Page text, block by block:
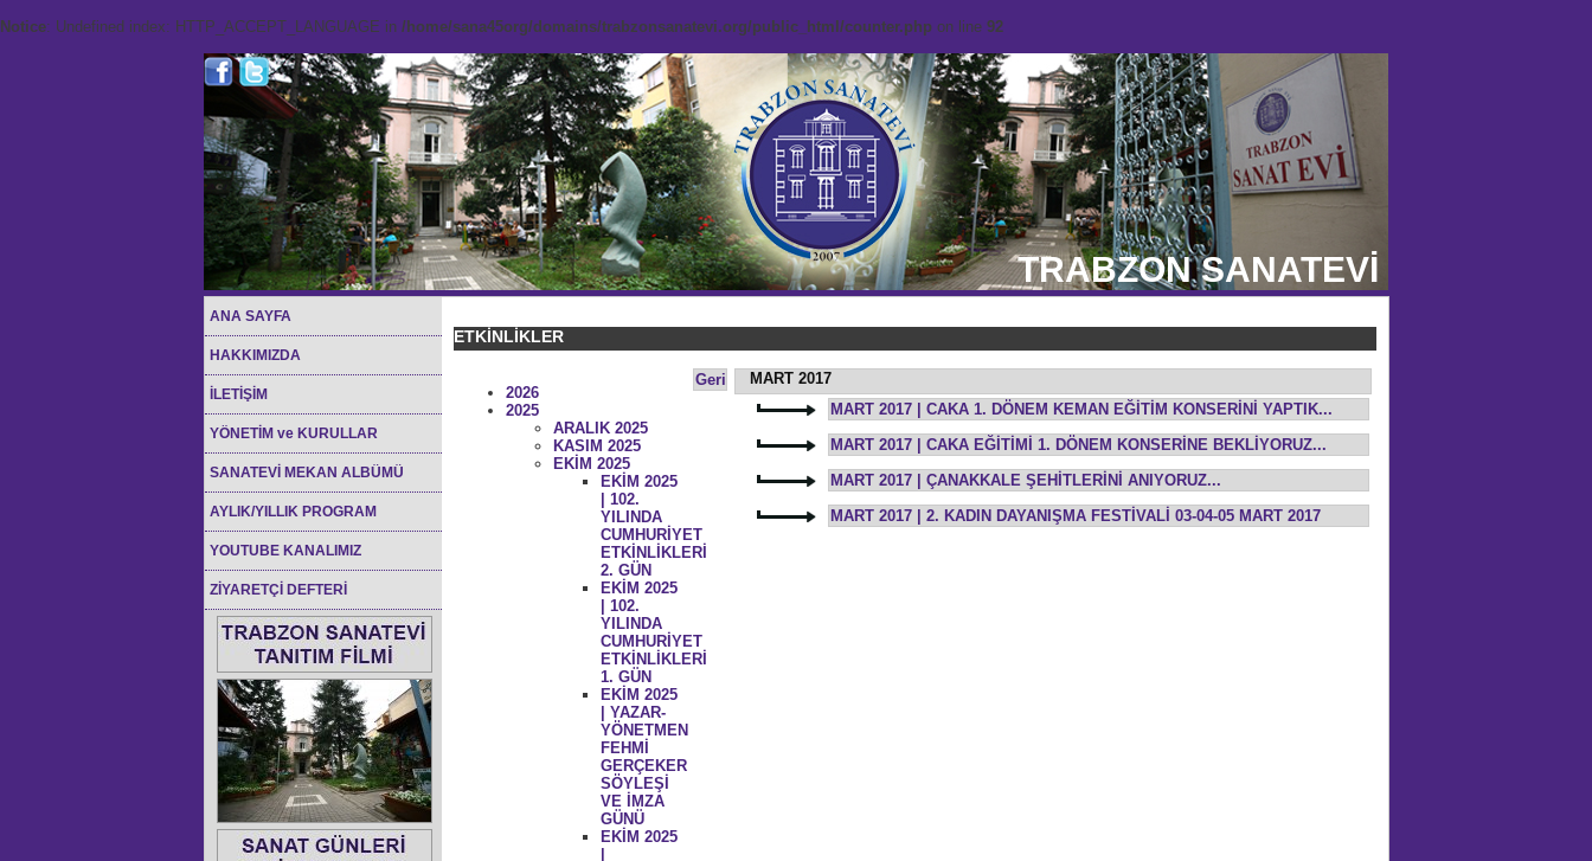
Notice: Undefined index: HTTP_ACCEPT_LANGUAGE in /home/sana45org/domains/trabzonsanatevi.org/public_html/counter.php on line 92
TRABZON SANATEVİ
ANA SAYFA
HAKKIMIZDA
İLETİŞİM
YÖNETİM ve KURULLAR
SANATEVİ MEKAN ALBÜMÜ
AYLIK/YILLIK PROGRAM
YOUTUBE KANALIMIZ
ZİYARETÇİ DEFTERİ
ETKİNLİKLER
Geri
MART 2017
MART 2017 | CAKA 1. DÖNEM KEMAN EĞİTİM KONSERİNİ YAPTIK...
MART 2017 | CAKA EĞİTİMİ 1. DÖNEM KONSERİNE BEKLİYORUZ...
MART 2017 | ÇANAKKALE ŞEHİTLERİNİ ANIYORUZ...
MART 2017 | 2. KADIN DAYANIŞMA FESTİVALİ 03-04-05 MART 2017
2026
2025
ARALIK 2025
KASIM 2025
EKİM 2025
EKİM 2025
| 102.
YILINDA
CUMHURİYET
ETKİNLİKLERİ
2. GÜN
EKİM 2025
| 102.
YILINDA
CUMHURİYET
ETKİNLİKLERİ
1. GÜN
EKİM 2025
| YAZAR-
YÖNETMEN
FEHMİ
GERÇEKER
SÖYLEŞİ
VE İMZA
GÜNÜ
EKİM 2025